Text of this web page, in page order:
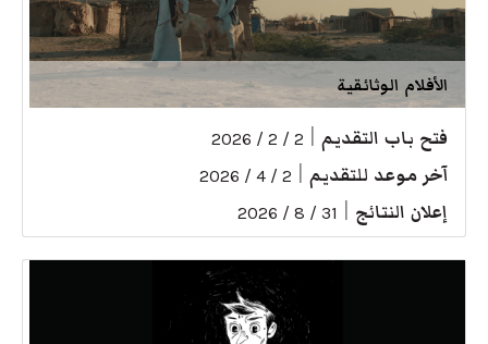
الأفلام الوثائقية
فتح باب التقديم 2 / 2 / 2026
آخر موعد للتقديم 2 / 4 / 2026
إعلان النتائج 31 / 8 / 2026